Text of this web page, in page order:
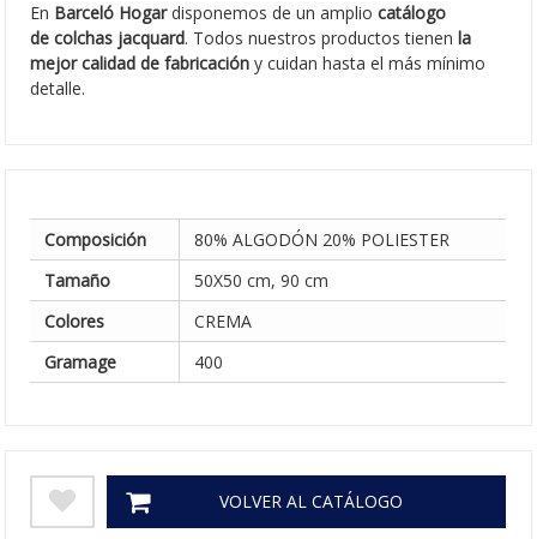
En Barceló Hogardisponemos de un ampliocatálogo
de colchas jacquard. Todos nuestros productos tienen la
mejor calidad de fabricación y cuidan hasta el más mínimo
detalle.
Composición
80% ALGODÓN 20% POLIESTER
Tamaño
50X50 cm, 90 cm
Colores
CREMA
Gramage
400
VOLVER AL CATÁLOGO